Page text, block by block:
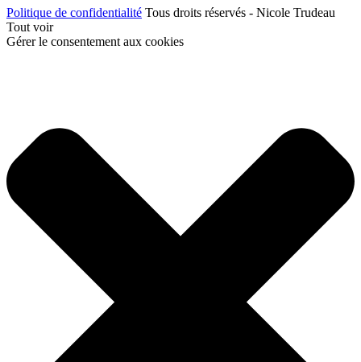
Politique de confidentialité Tous droits réservés - Nicole Trudeau
Tout voir
Gérer le consentement aux cookies